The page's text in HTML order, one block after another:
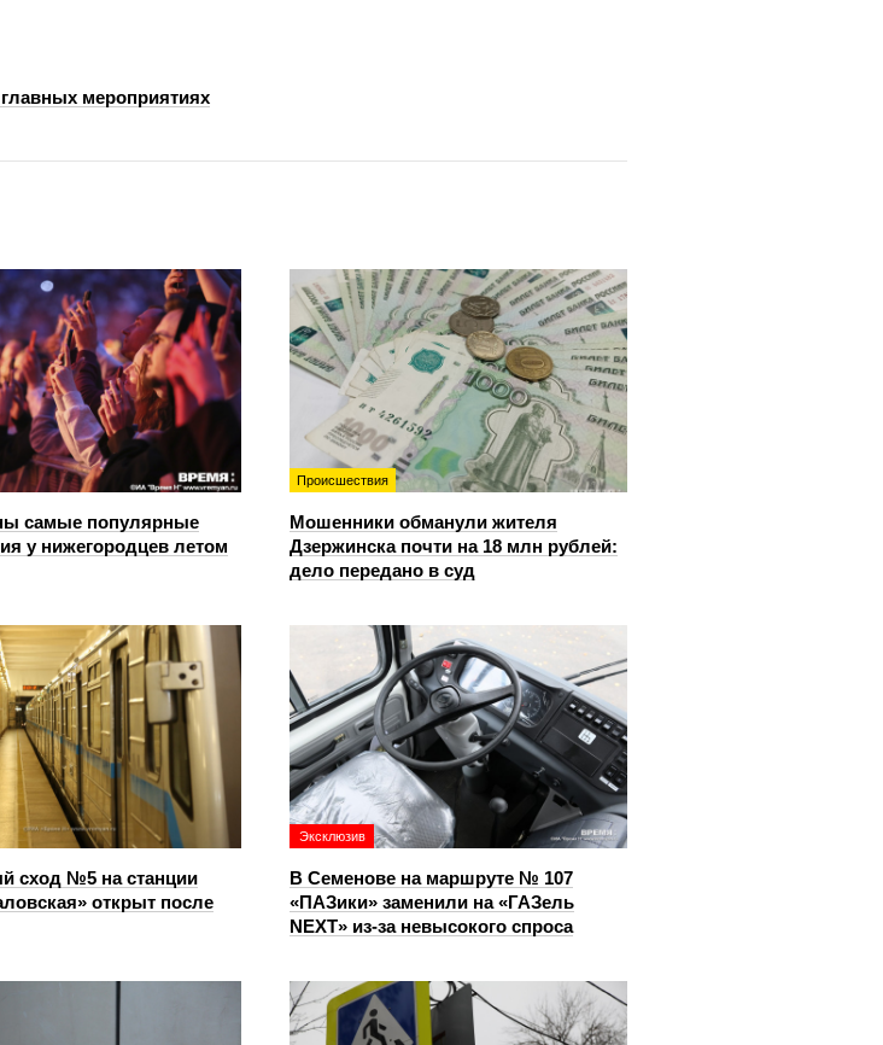
мероприятиях
самые популярные
у нижегородцев летом
Происшествия
Мошенники обманули жителя
Дзержинска почти на 18 млн рублей:
дело передано в суд
сход №5 на станции
открыт после
Эксклюзив
В Семенове на маршруте № 107
«ПАЗики» заменили на «ГАЗель
NEXT» из‑за невысокого спроса